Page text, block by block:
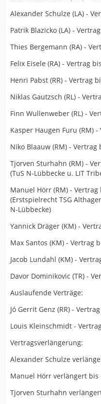
Alexander Schulze (LA) -
Patrik Blazicko (LA) -
Thies Bergemann (RA) -
Felix Eisele (RA) - Vertrag
Henri Pabst (RR) - Vertrag
Niklas Gautzsch (RL) -
Finn Wullenweber (RL) -
Kasper Haugen Furu (RM)
Niko Blaauw (RM) - Vertrag
Tjorven Sturhahn (RM) -
(TuS N-Lübbecke u. LIT
Manuel Hörr (RM) -
(Erstspielrecht TSG
N-Lübbecke)
Yannick Dräger (KM) -
Max Santos (KM) - Vertrag
Jacob Lundahl (KM) -
Davor Dominikovic (TR) -
Auslaufende Verträge:
Jó Gerrit Genz (RR) -
Louis Kleinschmidt - Vertrag
Vertragsverlängerung:
Alexander Schulze
Manuel Hörr verlängert bis
Tjorven Sturhahn